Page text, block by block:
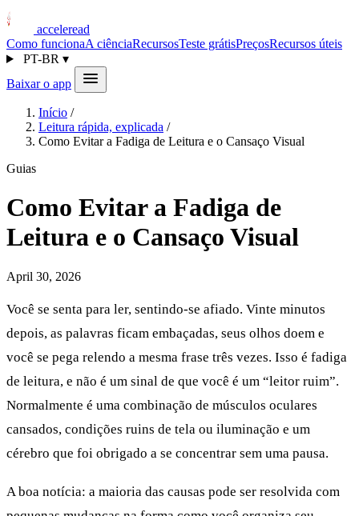
acceleread
Como funcionaA ciênciaRecursosTeste grátisPreçosRecursos úteis
PT-BR ▾
Baixar o app
Início /
Leitura rápida, explicada /
Como Evitar a Fadiga de Leitura e o Cansaço Visual
Guias
Como Evitar a Fadiga de
Leitura e o Cansaço Visual
April 30, 2026
Você se senta para ler, sentindo-se afiado. Vinte minutos
depois, as palavras ficam embaçadas, seus olhos doem e
você se pega relendo a mesma frase três vezes. Isso é fadiga
de leitura, e não é um sinal de que você é um “leitor ruim”.
Normalmente é uma combinação de músculos oculares
cansados, condições ruins de tela ou iluminação e um
cérebro que foi obrigado a se concentrar sem uma pausa.
A boa notícia: a maioria das causas pode ser resolvida com